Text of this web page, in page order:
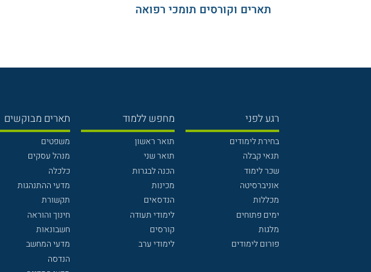
תארים וקורסים תומכי רפואה
רגע לפני
בחירת לימודים
תנאי קבלה
שכר לימוד
אוניברסיטה
מכללות
ימים פתוחים
מלגות
פורום לימודים
מחפש ללמוד
תואר ראשון
תואר שני
הכנה לבגרות
מכינות
הנדסאים
לימודי תעודה
קורסים
לימודי ערב
תארים מבוקשים
משפטים
מנהל עסקים
כלכלה
מדעי ההתנהגות
תקשורת
חינוך והוראה
חשבונאות
מדעי המחשב
הנדסה